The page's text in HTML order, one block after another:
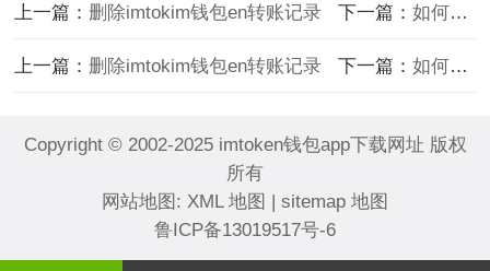
上一篇：删除imtokim钱包en转账记录 下一篇：如何最安详地imToken官网下载存储24个助记词
上一篇：删除imtokim钱包en转账记录 下一篇：如何最安详地imToken官网下载存储24个助记词
Copyright © 2002-2025 imtoken钱包app下载网址 版权
所有
网站地图: XML 地图 | sitemap 地图
鲁ICP备13019517号-6